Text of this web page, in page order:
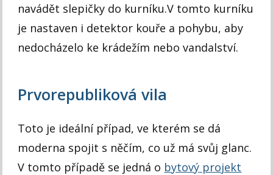
navádět slepičky do kurníku.V tomto kurníku
je nastaven i detektor kouře a pohybu, aby
nedocházelo ke krádežím nebo vandalství.
Prvorepubliková vila
Toto je ideální případ, ve kterém se dá
moderna spojit s něčím, co už má svůj glanc.
V tomto případě se jedná o bytový projekt